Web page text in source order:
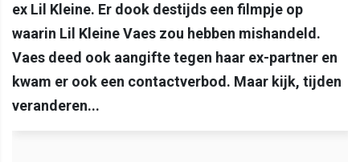
ex Lil Kleine. Er dook destijds een filmpje op
waarin Lil Kleine Vaes zou hebben mishandeld.
Vaes deed ook aangifte tegen haar ex-partner en
kwam er ook een contactverbod. Maar kijk, tijden
veranderen...